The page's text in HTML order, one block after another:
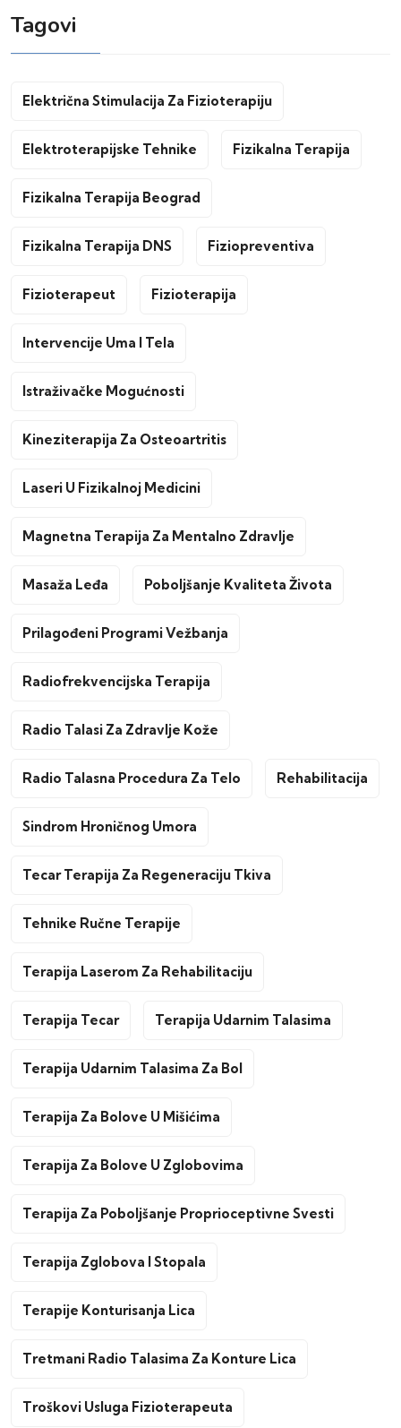
Tagovi
Električna Stimulacija Za Fizioterapiju
Elektroterapijske Tehnike Fizikalna Terapija
Fizikalna Terapija Beograd
Fizikalna Terapija DNS Fiziopreventiva
Fizioterapeut Fizioterapija
Intervencije Uma I Tela
Istraživačke Mogućnosti
Kineziterapija Za Osteoartritis
Laseri U Fizikalnoj Medicini
Magnetna Terapija Za Mentalno Zdravlje
Masaža Leđa Poboljšanje Kvaliteta Života
Prilagođeni Programi Vežbanja
Radiofrekvencijska Terapija
Radio Talasi Za Zdravlje Kože
Radio Talasna Procedura Za Telo Rehabilitacija
Sindrom Hroničnog Umora
Tecar Terapija Za Regeneraciju Tkiva
Tehnike Ručne Terapije
Terapija Laserom Za Rehabilitaciju
Terapija Tecar Terapija Udarnim Talasima
Terapija Udarnim Talasima Za Bol
Terapija Za Bolove U Mišićima
Terapija Za Bolove U Zglobovima
Terapija Za Poboljšanje Proprioceptivne Svesti
Terapija Zglobova I Stopala
Terapije Konturisanja Lica
Tretmani Radio Talasima Za Konture Lica
Troškovi Usluga Fizioterapeuta